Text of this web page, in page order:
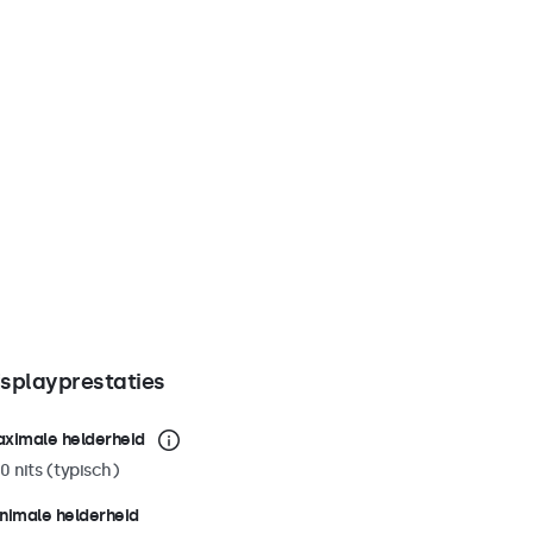
helderheid
nits (typisch)
helderheid